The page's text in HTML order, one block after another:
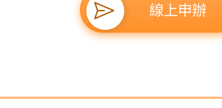
線上申辦